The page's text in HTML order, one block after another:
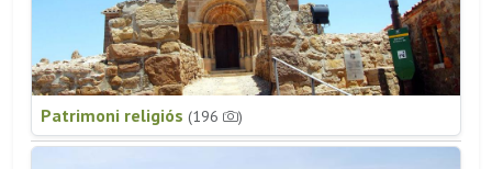
Patrimoni religiós (196 )